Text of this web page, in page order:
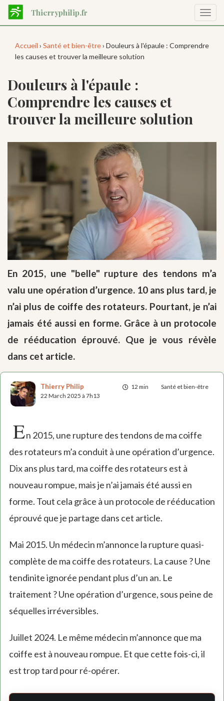
Aller
contenu
Thierryphilip.fr
la
Accueil › Santé et bien-être› Douleurs à l'épaule : Comprendre
les causes et trouver la meilleure solution
Douleurs à l'épaule :
Comprendre les causes et
trouver la meilleure solution
En 2015, une "belle" rupture des tendons m’a
valu une opération d’urgence. 10 ans plus tard, je
n’ai plus de coiffe des rotateurs. Pourtant, je n’ai
jamais été aussi en forme. Grâce à un protocole
de rééducation éprouvé. Que je vous révèle
dans cet article.
12 min Santé et bien-être
Thierry Philip
22 March 2025 à 7h13
En 2015, une rupture des tendons de ma coiffe
des rotateurs m’a conduit à une opération d’urgence.
Dix ans plus tard, ma coiffe des rotateurs est à
nouveau rompue, mais je n’ai jamais été aussi en
forme. Tout cela grâce à un protocole de rééducation
éprouvé que je partage dans cet article.
Mai 2015. Un médecin m’annonce la rupture quasi-
complète de ma coiffe des rotateurs. La cause ? Une
tendinite ignorée pendant plus d’un an. Le
traitement ? Une opération d’urgence, sous peine de
séquelles irréversibles.
Juillet 2024. Le même médecin m’annonce que ma
coiffe est à nouveau rompue. Et que cette fois-ci, il
est trop tard pour ré-opérer.